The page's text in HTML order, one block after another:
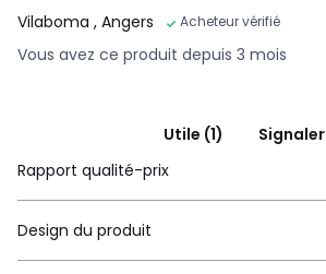
Vilaboma , Angers Acheteur vérifié
Vous avez ce produit depuis 3 mois
Utile (1)
Signaler
Rapport qualité-prix
Design du produit